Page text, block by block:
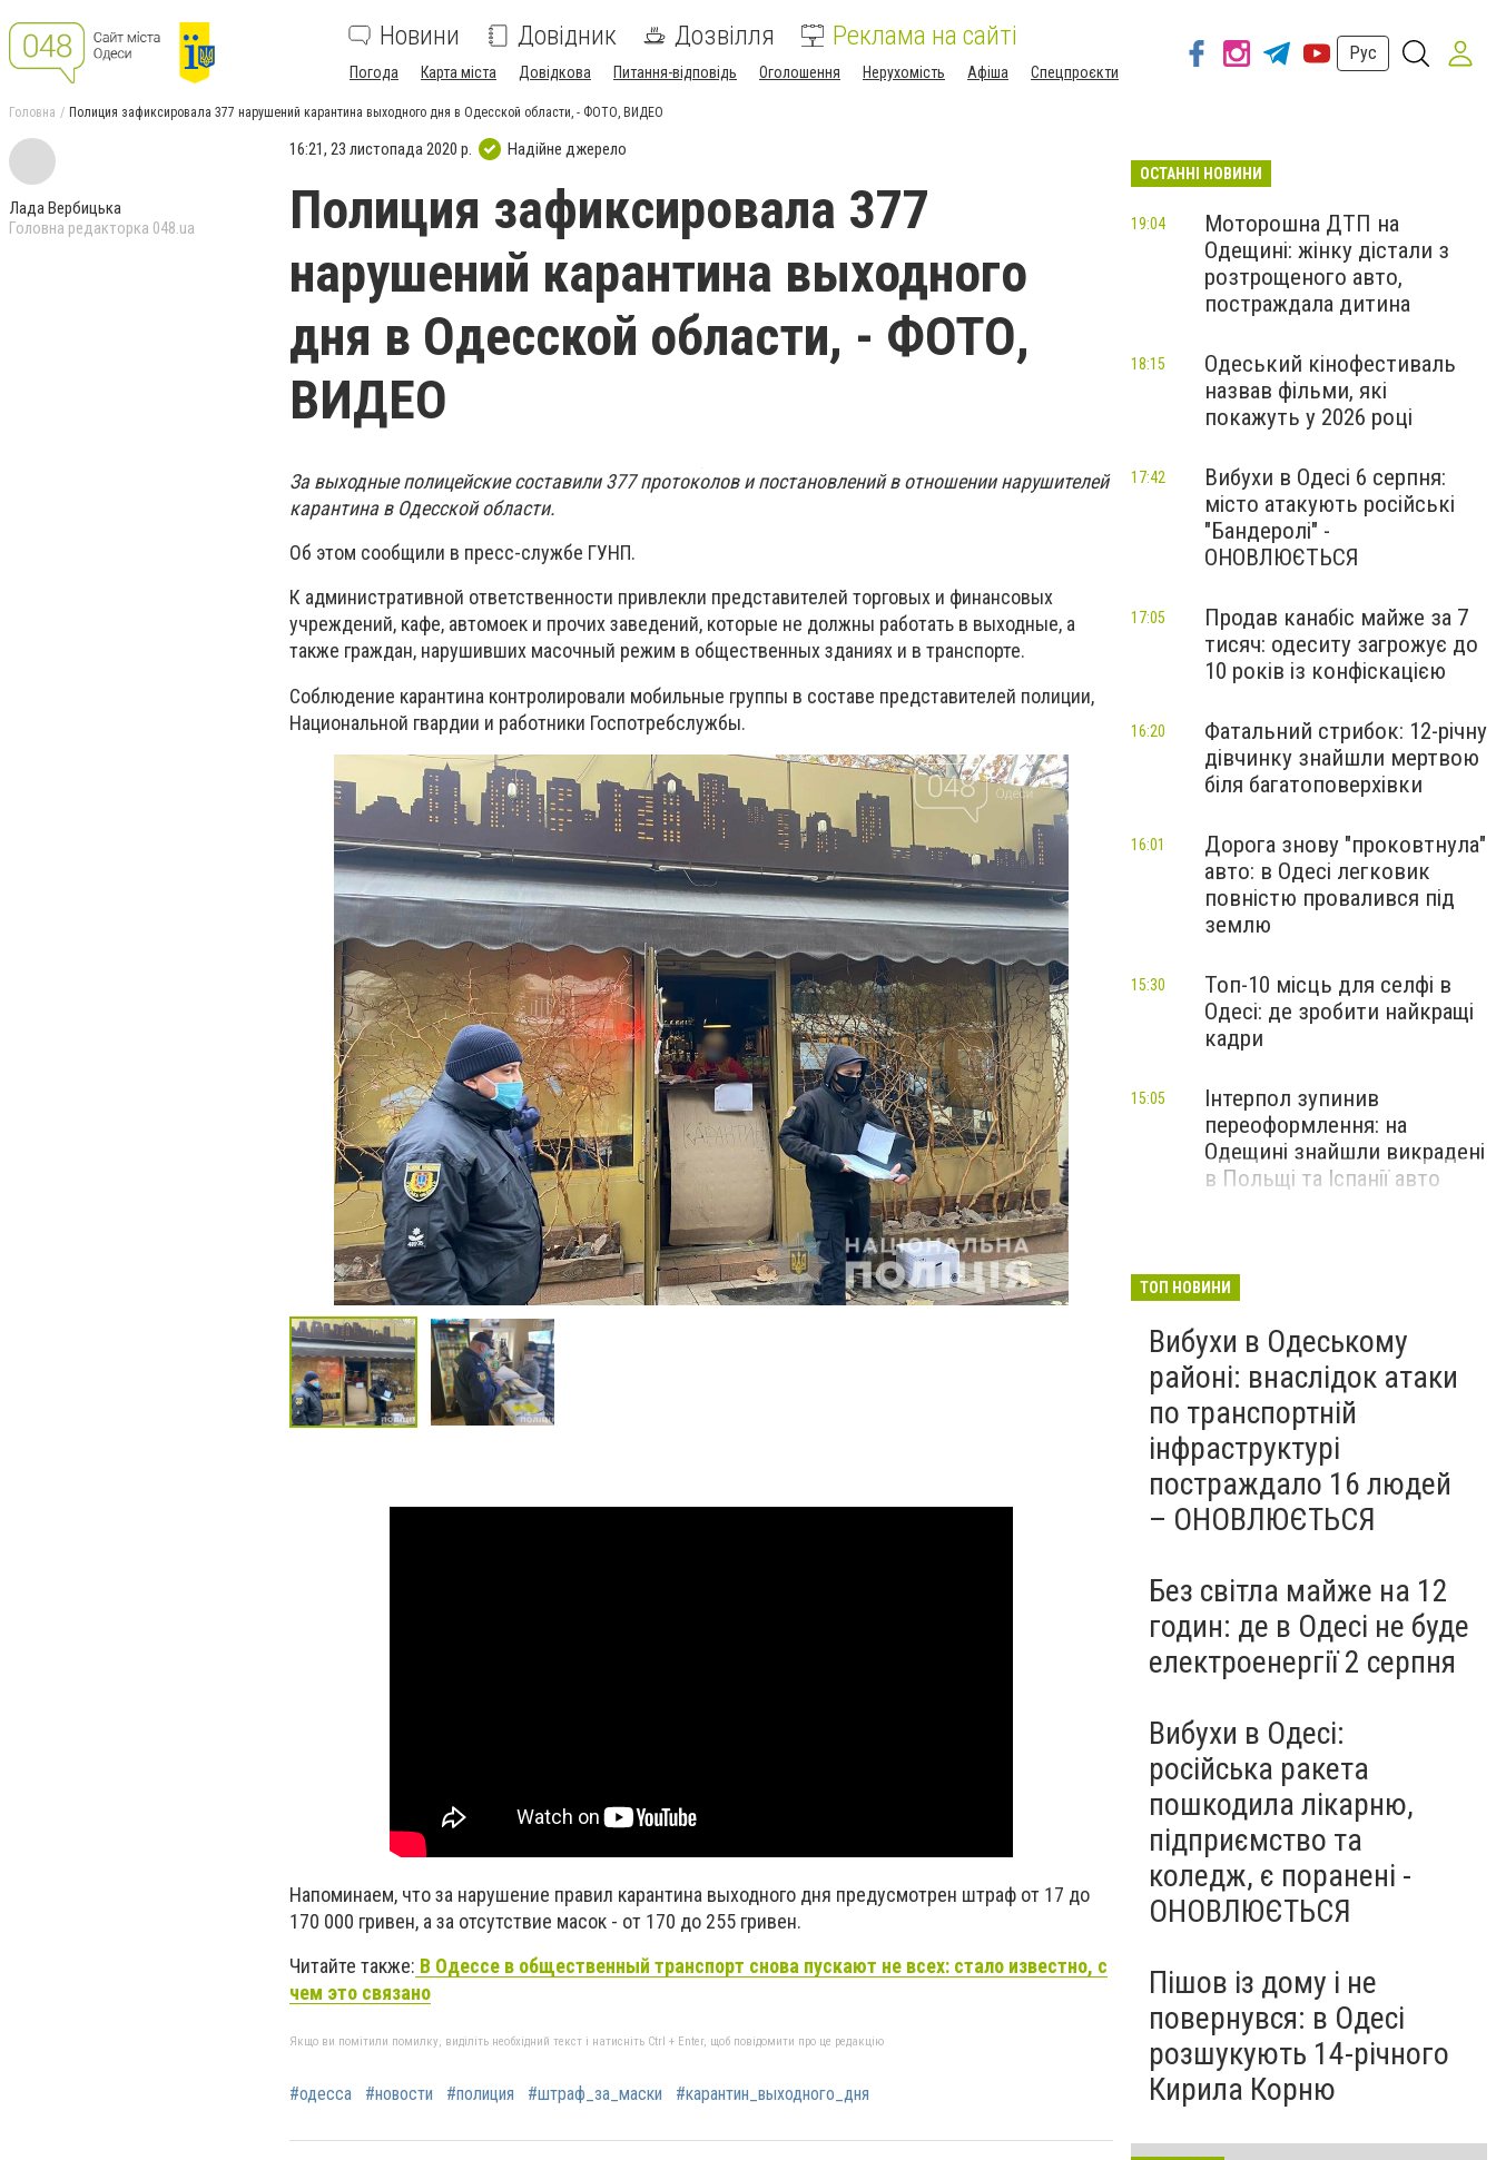
Новини Довідник Дозвілля Реклама на сайті
Погода Карта міста Довідкова Питання-відповідь Оголошення Нерухомість Афіша Спецпроєкти
Рус
Головна Полиция зафиксировала 377 нарушений карантина выходного дня в Одесской области, - ФОТО, ВИДЕО
Лада Вербицька
Головна редакторка 048.ua
16:21, 23 листопада 2020 р. Надійне джерело
Полиция зафиксировала 377
нарушений карантина выходного
дня в Одесской области, - ФОТО,
ВИДЕО
За выходные полицейские составили 377 протоколов и постановлений в отношении нарушителей
карантина в Одесской области.
Об этом сообщили в пресс-службе ГУНП.
К административной ответственности привлекли представителей торговых и финансовых
учреждений, кафе, автомоек и прочих заведений, которые не должны работать в выходные, а
также граждан, нарушивших масочный режим в общественных зданиях и в транспорте.
Соблюдение карантина контролировали мобильные группы в составе представителей полиции,
Национальной гвардии и работники Госпотребслужбы.
Напоминаем, что за нарушение правил карантина выходного дня предусмотрен штраф от 17 до
170 000 гривен, а за отсутствие масок - от 170 до 255 гривен.
Читайте также: В Одессе в общественный транспорт снова пускают не всех: стало известно, с
чем это связано
Якщо ви помітили помилку, виділіть необхідний текст і натисніть Ctrl + Enter, щоб повідомити про це редакцію
#одесса #новости #полиция #штраф_за_маски #карантин_выходного_дня
ОСТАННІ НОВИНИ
Моторошна ДТП на
Одещині: жінку дістали з
розтрощеного авто,
постраждала дитина
19:04
Одеський кінофестиваль
назвав фільми, які
покажуть у 2026 році
18:15
Вибухи в Одесі 6 серпня:
місто атакують російські
"Бандеролі" -
ОНОВЛЮЄТЬСЯ
17:42
Продав канабіс майже за 7
тисяч: одеситу загрожує до
10 років із конфіскацією
17:05
Фатальний стрибок: 12-річну
дівчинку знайшли мертвою
біля багатоповерхівки
16:20
Дорога знову "проковтнула"
авто: в Одесі легковик
повністю провалився під
землю
16:01
Топ-10 місць для селфі в
Одесі: де зробити найкращі
кадри
15:30
Інтерпол зупинив
переоформлення: на
Одещині знайшли викрадені
в Польщі та Іспанії авто
15:05
ТОП НОВИНИ
Вибухи в Одеському
районі: внаслідок атаки
по транспортній
інфраструктурі
постраждало 16 людей
– ОНОВЛЮЄТЬСЯ
Без світла майже на 12
годин: де в Одесі не буде
електроенергії 2 серпня
Вибухи в Одесі:
російська ракета
пошкодила лікарню,
підприємство та
коледж, є поранені -
ОНОВЛЮЄТЬСЯ
Пішов із дому і не
повернувся: в Одесі
розшукують 14-річного
Кирила Корню